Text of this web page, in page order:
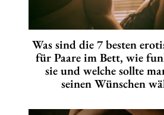
Was sind die 7 besten
für Paare im Bett, wie
sie und welche sollte
seinen Wünschen